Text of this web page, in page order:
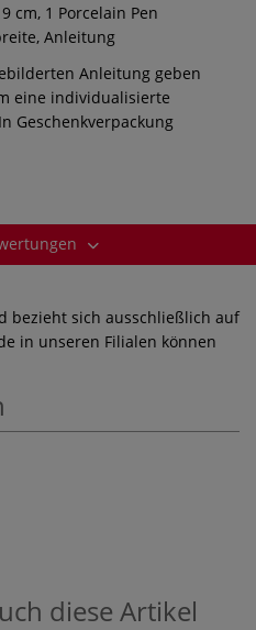
cm, 1 Porcelain Pen
Anleitung
Anleitung geben
eine individualisierte
Geschenkverpackung
bezieht sich ausschließlich auf
in unseren Filialen können
diese Artikel